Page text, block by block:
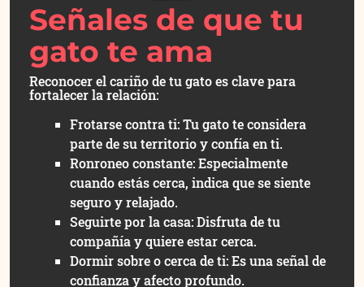
Señales de que tu
gato te ama
Reconocer el cariño de tu gato es clave para
fortalecer la relación:
Frotarse contra ti: Tu gato te considera
parte de su territorio y confía en ti.
Ronroneo constante: Especialmente
cuando estás cerca, indica que se siente
seguro y relajado.
Seguirte por la casa: Disfruta de tu
compañía y quiere estar cerca.
Dormir sobre o cerca de ti: Es una señal de
confianza y afecto profundo.